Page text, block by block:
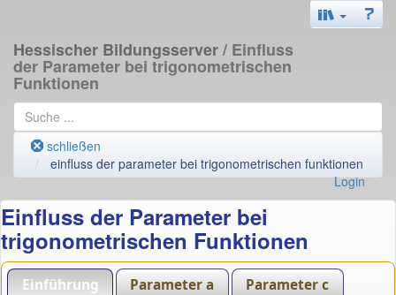
Hessischer Bildungsserver/ Einfluss
der Parameter bei trigonometrischen
Funktionen
schließen
einfluss der parameter bei trigonometrischen funktionen
Login
Einfluss der Parameter bei
trigonometrischen Funktionen
Einführung Parameter a
Parameter c